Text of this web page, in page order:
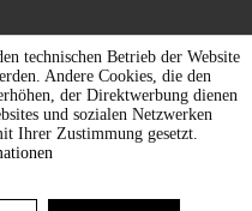
technischen Betrieb der Website
Andere Cookies, die den
der Direktwerbung dienen
und sozialen Netzwerken
Ihrer Zustimmung gesetzt.